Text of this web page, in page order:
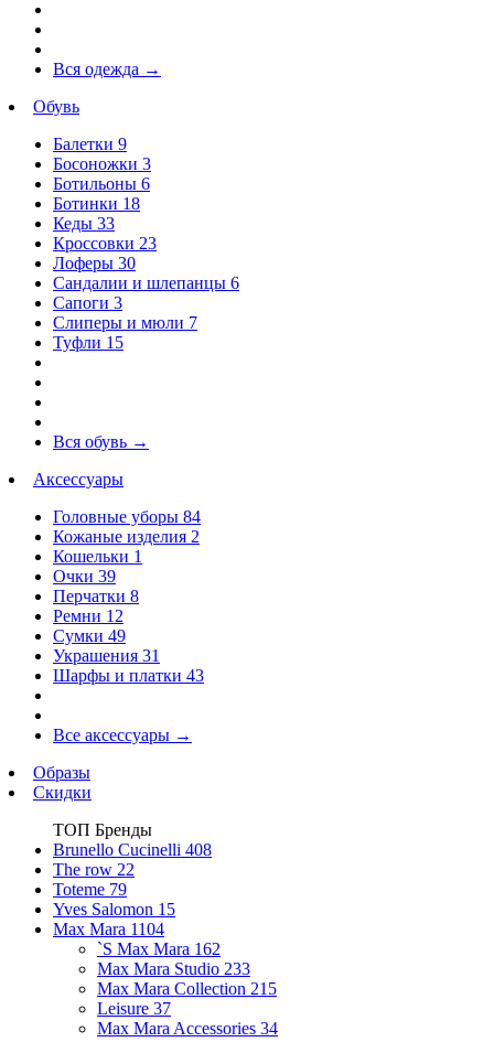
Вся одежда →
Обувь
Балетки 9
Босоножки 3
Ботильоны 6
Ботинки 18
Кеды 33
Кроссовки 23
Лоферы 30
Сандалии и шлепанцы 6
Сапоги 3
Слиперы и мюли 7
Туфли 15
Вся обувь →
Аксессуары
Головные уборы 84
Кожаные изделия 2
Кошельки 1
Очки 39
Перчатки 8
Ремни 12
Сумки 49
Украшения 31
Шарфы и платки 43
Все аксессуары →
Образы
Скидки
ТОП Бренды
Brunello Cucinelli 408
The row 22
Toteme 79
Yves Salomon 15
Max Mara 1104
`S Max Mara 162
Max Mara Studio 233
Max Mara Collection 215
Leisure 37
Max Mara Accessories 34